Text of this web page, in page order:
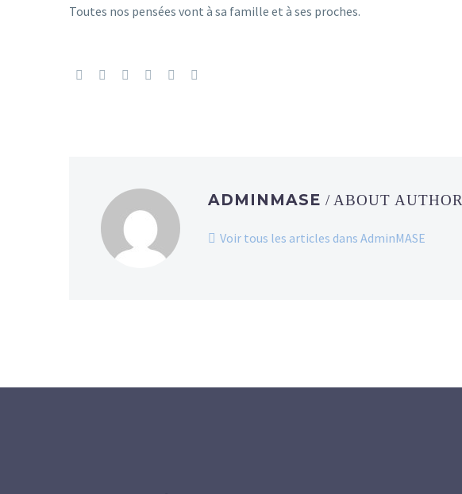
Toutes nos pensées vont à sa famille et à ses proches.
ADMINMASE / ABOUT AUTHOR
Voir tous les articles dans AdminMASE